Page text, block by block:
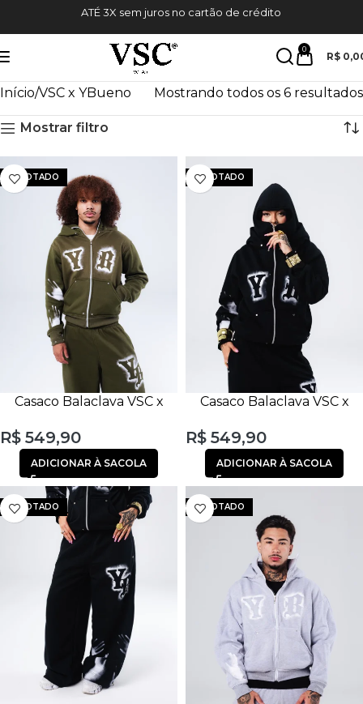
ATÉ 3X sem juros no cartão de crédito
0
R$
Início VSC x YBueno Mostrando todos os 6 resultados
Mostrar filtro
ESGOTADO
Casaco Balaclava VSC x
R$ 549,90
ADICIONAR À SACOLA
ESGOTADO
Casaco Balaclava VSC x
R$ 549,90
ADICIONAR À SACOLA
ESGOTADO ESGOTADO